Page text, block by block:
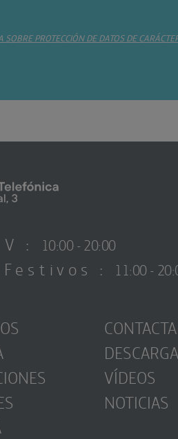
SOBRE PROTECCIÓN DE DATOS DE
: 10:00 - 20:00
Festivos : 11:00 -
CONTACTA
VÍDEOS
NOTICIAS